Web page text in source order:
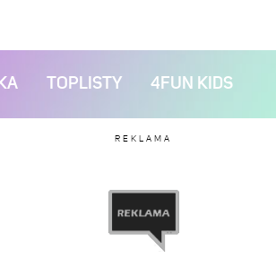
TOPLISTY 4FUN KIDS
REKLAMA